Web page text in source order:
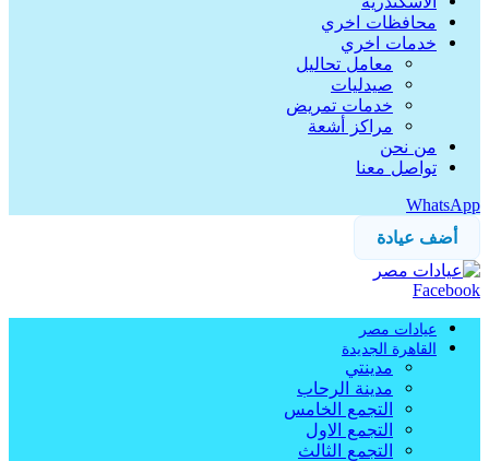
محافظات اخري
خدمات اخري
معامل تحاليل
صيدليات
خدمات تمريض
مراكز أشعة
من نحن
تواصل معنا
WhatsApp
أضف عيادة
Facebook
عيادات مصر
القاهرة الجديدة
مدينتي
مدينة الرحاب
التجمع الخامس
التجمع الاول
التجمع الثالث